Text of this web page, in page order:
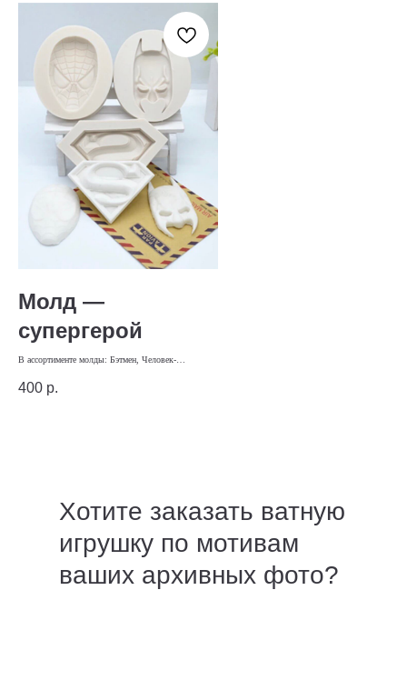
Молд —
супергерой
В ассортименте молды: Бэтмен, Человек-
400 р.
Хотите заказать ватную
игрушку по мотивам
ваших архивных фото?